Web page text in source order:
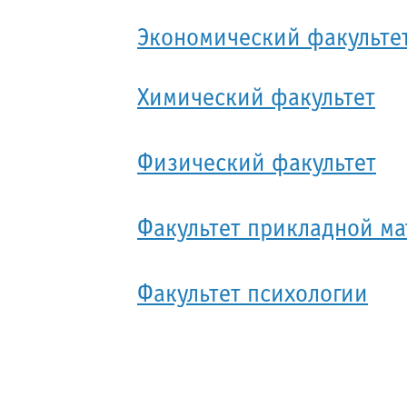
Экономический
Химический факультет
Физический факультет
Факультет прикладной
Факультет психологии